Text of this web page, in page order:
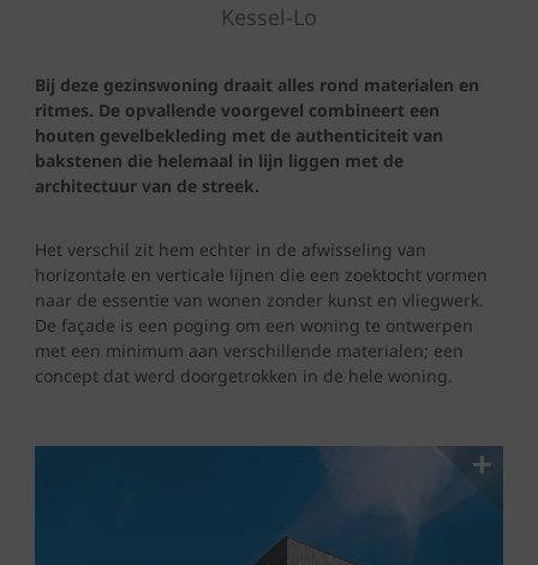
Kessel-Lo
Bij deze gezinswoning draait alles rond materialen en
ritmes. De opvallende voorgevel combineert een
houten gevelbekleding met de authenticiteit van
bakstenen die helemaal in lijn liggen met de
architectuur van de streek.
Het verschil zit hem echter in de afwisseling van
horizontale en verticale lijnen die een zoektocht vormen
naar de essentie van wonen zonder kunst en vliegwerk.
De façade is een poging om een woning te ontwerpen
met een minimum aan verschillende materialen; een
concept dat werd doorgetrokken in de hele woning.